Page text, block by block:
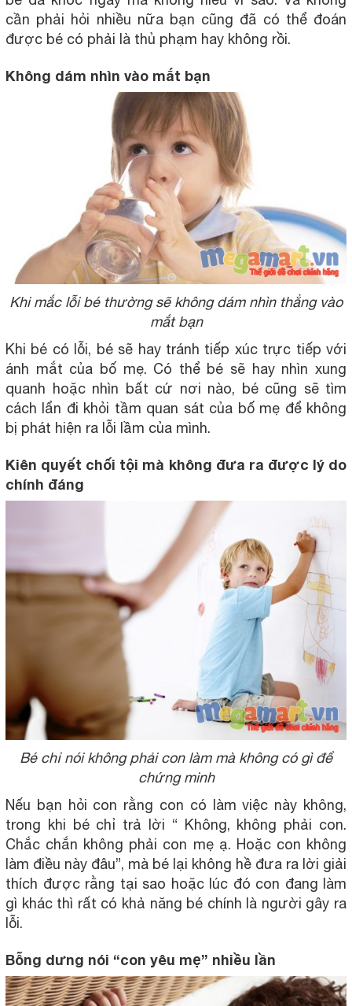
cần phải hỏi nhiều nữa bạn cũng đã có thể đoán
được bé có phải là thủ phạm hay không rồi.
Không dám nhìn vào mắt bạn
Khi mắc lỗi bé thường sẽ không dám nhìn thẳng vào
mắt bạn
Khi bé có lỗi, bé sẽ hay tránh tiếp xúc trực tiếp với
ánh mắt của bố mẹ. Có thể bé sẽ hay nhìn xung
quanh hoặc nhìn bất cứ nơi nào, bé cũng sẽ tìm
cách lẩn đi khỏi tầm quan sát của bố mẹ để không
bị phát hiện ra lỗi lầm của mình.
Kiên quyết chối tội mà không đưa ra được lý do
chính đáng
Bé chỉ nói không phải con làm mà không có gì để
chứng minh
Nếu bạn hỏi con rằng con có làm việc này không,
trong khi bé chỉ trả lời “ Không, không phải con.
Chắc chắn không phải con mẹ ạ. Hoặc con không
làm điều này đâu”, mà bé lại không hề đưa ra lời giải
thích được rằng tại sao hoặc lúc đó con đang làm
gì khác thì rất có khả năng bé chính là người gây ra
lỗi.
Bỗng dưng nói “con yêu mẹ” nhiều lần